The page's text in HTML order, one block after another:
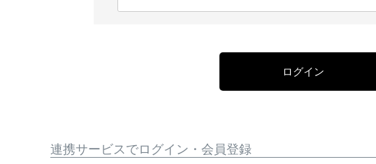
ログイン
連携サービスでログイン・会員登録